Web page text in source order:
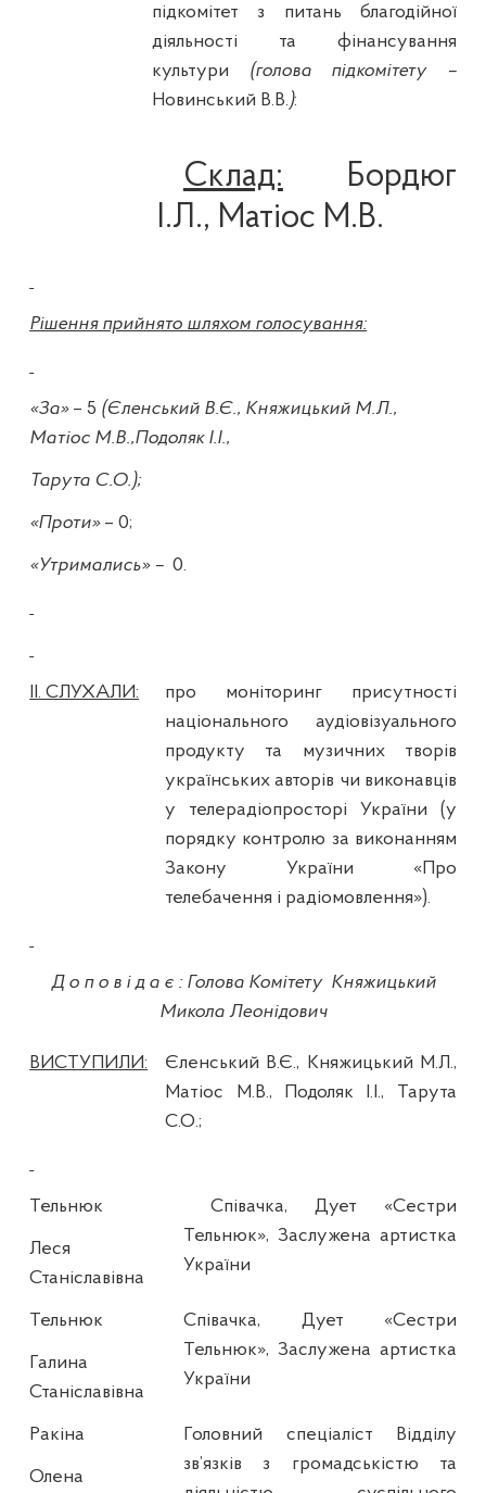
підкомітет з питань благодійної
діяльності та фінансування
культури (голова підкомітету –
Новинський В.В.):
Склад:
Бордюг
І.Л., Матіос М.В.
Рішення прийнято шляхом голосування:
«За»– 5 (Єленський В.Є., Княжицький М.Л.,
Матіос М.В.,Подоляк І.І.,
Тарута С.О.);
«Проти»– 0;
«Утримались» – 0.
ІІ. СЛУХАЛИ:
про моніторинг присутності
національного аудіовізуального
продукту та музичних творів
українських авторів чи виконавців
у телерадіопросторі України (у
порядку контролю за виконанням
Закону України «Про
телебачення і радіомовлення»).
Доповідає :Голова Комітету Княжицький
Микола Леонідович
ВИСТУПИЛИ:
Єленський В.Є., Княжицький М.Л.,
Матіос М.В., Подоляк І.І., Тарута
С.О.;
Тельнюк
Леся
Станіславівна
Співачка, Дует «Сестри
Тельнюк», Заслужена артистка
України
Тельнюк
Галина
Станіславівна
Співачка, Дует «Сестри
Тельнюк», Заслужена артистка
України
Ракіна
Олена
Головний спеціаліст Відділу
зв’язків з громадськістю та